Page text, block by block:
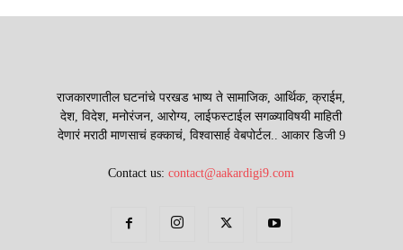
राजकारणातील घटनांचे परखड भाष्य ते सामाजिक, आर्थिक, क्राईम,
देश, विदेश, मनोरंजन, आरोग्य, लाईफस्टाईल सगळ्याविषयी माहिती
देणारं मराठी माणसाचं हक्काचं, विश्वासार्ह वेबपोर्टल.. आकार डिजी 9
Contact us:contact@aakardigi9.com